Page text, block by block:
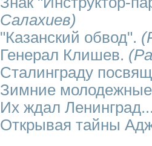
Салахиев)
"Казанский обвод".
Генерал Клишев.
Сталинграду
Зимние
Их ждал
Открывая тайны